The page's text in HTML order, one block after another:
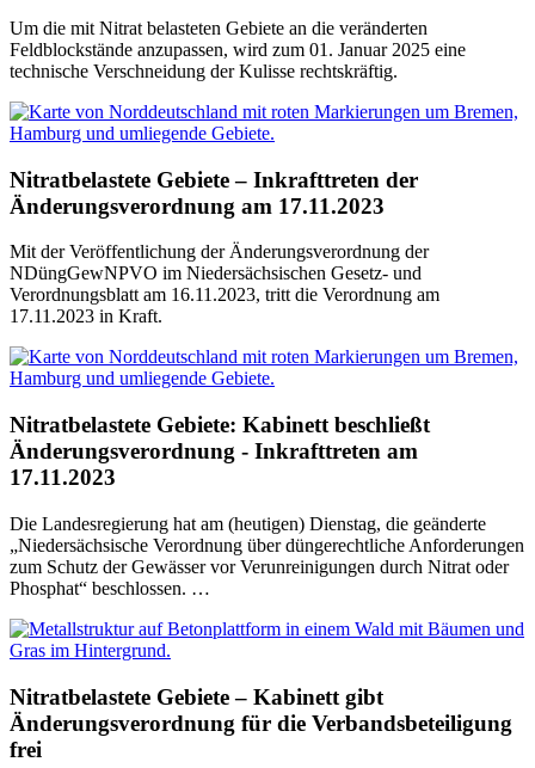
Um die mit Nitrat belasteten Gebiete an die veränderten
Feldblockstände anzupassen, wird zum 01. Januar 2025 eine
technische Verschneidung der Kulisse rechtskräftig.
Nitratbelastete Gebiete – Inkrafttreten der
Änderungsverordnung am 17.11.2023
Mit der Veröffentlichung der Änderungsverordnung der
NDüngGewNPVO im Niedersächsischen Gesetz- und
Verordnungsblatt am 16.11.2023, tritt die Verordnung am
17.11.2023 in Kraft.
Nitratbelastete Gebiete: Kabinett beschließt
Änderungsverordnung - Inkrafttreten am
17.11.2023
Die Landesregierung hat am (heutigen) Dienstag, die geänderte
„Niedersächsische Verordnung über düngerechtliche Anforderungen
zum Schutz der Gewässer vor Verunreinigungen durch Nitrat oder
Phosphat“ beschlossen. …
Nitratbelastete Gebiete – Kabinett gibt
Änderungsverordnung für die Verbandsbeteiligung
frei